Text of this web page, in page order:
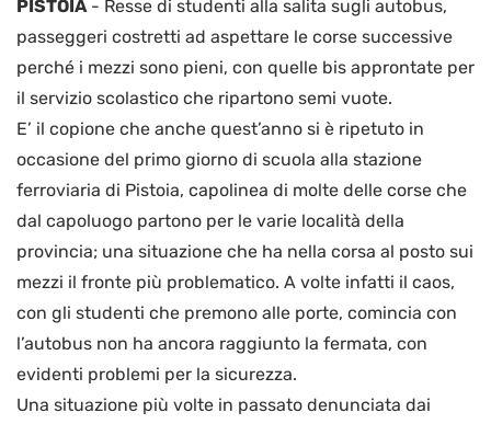
PISTOIA- Resse di studenti alla salita sugli autobus,
passeggeri costretti ad aspettare le corse successive
perché i mezzi sono pieni, con quelle bis approntate per
il servizio scolastico che ripartono semi vuote.
E’ il copione che anche quest’anno si è ripetuto in
occasione del primo giorno di scuola alla stazione
ferroviaria di Pistoia, capolinea di molte delle corse che
dal capoluogo partono per le varie località della
provincia; una situazione che ha nella corsa al posto sui
mezzi il fronte più problematico. A volte infatti il caos,
con gli studenti che premono alle porte, comincia con
l’autobus non ha ancora raggiunto la fermata, con
evidenti problemi per la sicurezza.
Una situazione più volte in passato denunciata dai